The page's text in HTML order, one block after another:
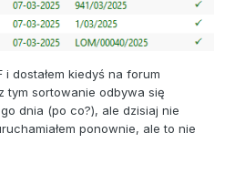
i dostałem kiedyś na forum
tym sortowanie odbywa się
dnia (po co?), ale dzisiaj nie
ponownie, ale to nie